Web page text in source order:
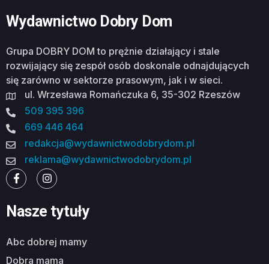
Wydawnictwo Dobry Dom
Grupa DOBRY DOM to prężnie działający i stale
rozwijający się zespół osób doskonale odnajdujących
się zarówno w sektorze prasowym, jak i w sieci.
ul. Wrzesława Romańczuka 6, 35-302 Rzeszów
509 395 396
669 446 464
redakcja@wydawnictwodobrydom.pl
reklama@wydawnictwodobrydom.pl
Nasze tytuły
abc dobrej mamy
dobra mama